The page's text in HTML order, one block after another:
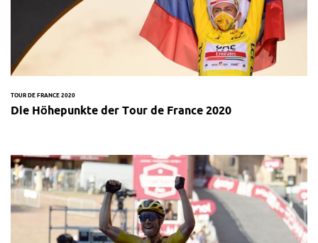
TOUR DE FRANCE 2020
Die Höhepunkte der Tour de France 2020